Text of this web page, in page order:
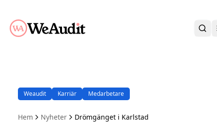
OM OSS
KONTAKT
Weaudit Karriär Medarbetare
Hem Nyheter Drömgänget i Karlstad